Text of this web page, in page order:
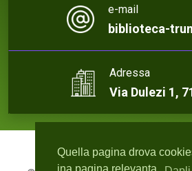
Quella pagina drova
e-mail
biblioteca-
Adressa
Via Dulezi 1,